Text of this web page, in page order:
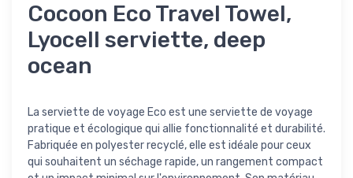
Cocoon Eco Travel Towel,
Lyocell serviette, deep
ocean
La serviette de voyage Eco est une serviette de voyage
pratique et écologique qui allie fonctionnalité et durabilité.
Fabriquée en polyester recyclé, elle est idéale pour ceux
qui souhaitent un séchage rapide, un rangement compact